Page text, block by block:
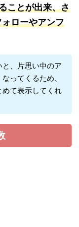
ことが出来、さ
ローやアンフ
、片思い中のア
ってくるため、
て表示してくれ